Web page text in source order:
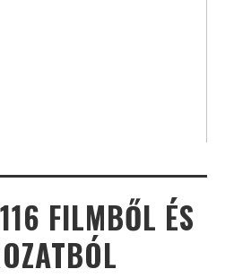
FILMBŐL ÉS